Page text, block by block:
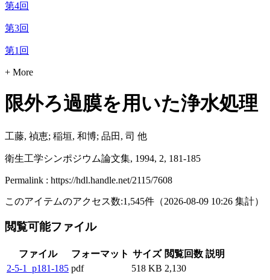
第4回
第3回
第1回
+ More
限外ろ過膜を用いた浄水処理
工藤, 禎恵; 稲垣, 和博; 品田, 司 他
衛生工学シンポジウム論文集, 1994, 2, 181-185
Permalink : https://hdl.handle.net/2115/7608
このアイテムのアクセス数:1,545件 （2026-08-09 10:26 集計）
閲覧可能ファイル
ファイル フォーマット サイズ 閲覧回数 説明
2-5-1_p181-185 pdf 518 KB 2,130